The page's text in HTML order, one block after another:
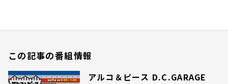
この記事の番組情報
アルコ＆ピース D.C.GARAGE